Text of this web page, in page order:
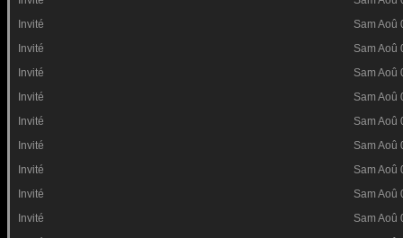
Invité
Sam Aoû
Invité
Sam Aoû
Invité
Sam Aoû
Invité
Sam Aoû
Invité
Sam Aoû
Invité
Sam Aoû
Invité
Sam Aoû
Invité
Sam Aoû
Invité
Sam Aoû